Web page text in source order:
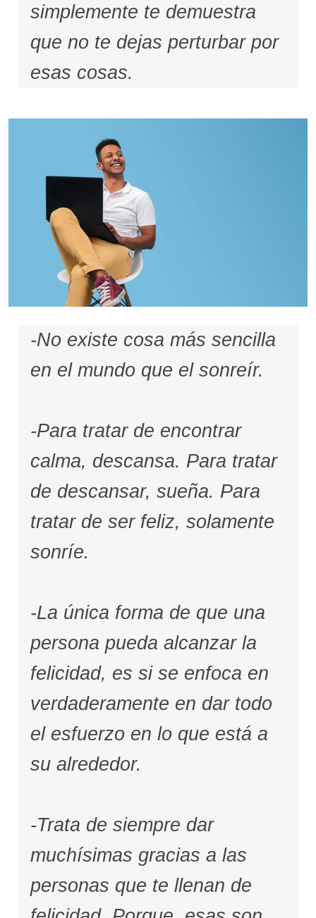
simplemente te demuestra
que no te dejas perturbar por
esas cosas.
-No existe cosa más sencilla
en el mundo que el sonreír.
-Para tratar de encontrar
calma, descansa. Para tratar
de descansar, sueña. Para
tratar de ser feliz, solamente
sonríe.
-La única forma de que una
persona pueda alcanzar la
felicidad, es si se enfoca en
verdaderamente en dar todo
el esfuerzo en lo que está a
su alrededor.
-Trata de siempre dar
muchísimas gracias a las
personas que te llenan de